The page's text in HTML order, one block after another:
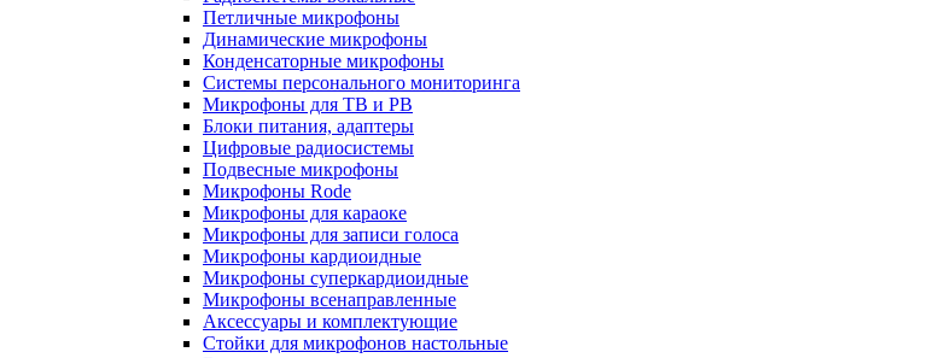
Петличные микрофоны
Динамические микрофоны
Конденсаторные микрофоны
Системы персонального мониторинга
Микрофоны для ТВ и РВ
Блоки питания, адаптеры
Цифровые радиосистемы
Подвесные микрофоны
Микрофоны Rode
Микрофоны для караоке
Микрофоны для записи голоса
Микрофоны кардиоидные
Микрофоны суперкардиоидные
Микрофоны всенаправленные
Аксессуары и комплектующие
Стойки для микрофонов настольные